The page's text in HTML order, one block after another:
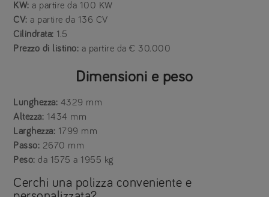
KW: a partire da 100 KW
CV: a partire da 136 CV
Cilindrata: 1.5
Prezzo di listino: a partire da € 30.000
Dimensioni e peso
Lunghezza: 4329 mm
Altezza: 1434 mm
Larghezza: 1799 mm
Passo: 2670 mm
Peso:da 1575 a 1955 kg
Cerchi una polizza conveniente e